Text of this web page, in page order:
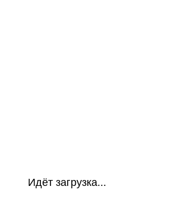
Идёт загрузка...